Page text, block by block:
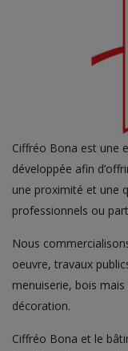
Ciffréo Bona est une
développée afin
une proximité et une
professionnels ou
Nous
oeuvre, travaux
menuiserie, bois
décoration.
Ciffréo Bona et le